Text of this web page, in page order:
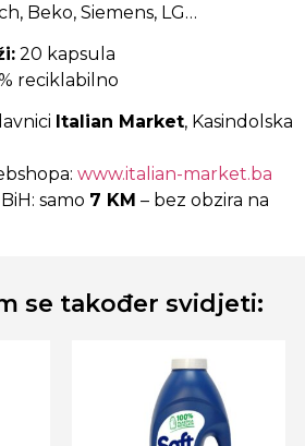
Beko, Siemens, LG…
20 kapsula
reciklabilno
Italian Market, Kasindolska
www.italian-market.ba
samo 7 KM – bez obzira na
se također svidjeti: